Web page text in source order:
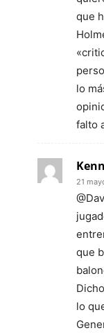
que
lo
falto
21
que
lo